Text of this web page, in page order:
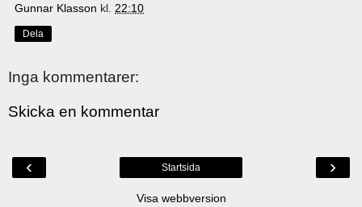
Gunnar Klasson kl. 22:10
Dela
Inga kommentarer:
Skicka en kommentar
‹ ›
Startsida
Visa webbversion